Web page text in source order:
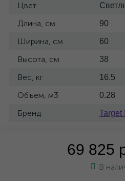
Цвет
Длина, см 90
Ширина, см 60
Высота, см 38
Вес, кг 16.5
Объем, м3 0.28
Бренд Target
69 825
В